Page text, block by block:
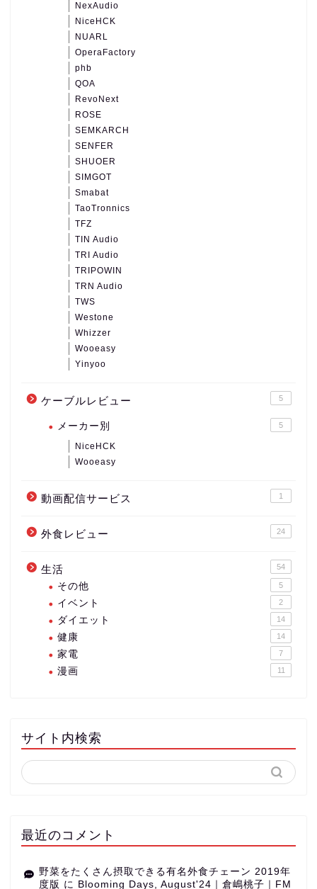
NexAudio
NiceHCK
NUARL
OperaFactory
phb
QOA
RevoNext
ROSE
SEMKARCH
SENFER
SHUOER
SIMGOT
Smabat
TaoTronnics
TFZ
TIN Audio
TRI Audio
TRIPOWIN
TRN Audio
TWS
Westone
Whizzer
Wooeasy
Yinyoo
ケーブルレビュー 5
メーカー別 5
NiceHCK
Wooeasy
動画配信サービス 1
外食レビュー 24
生活 54
その他 5
イベント 2
ダイエット 14
健康 14
家電 7
漫画 11
サイト内検索
最近のコメント
野菜をたくさん摂取できる有名外食チェーン 2019年
度版 に Blooming Days, August'24｜倉嶋桃子｜FM